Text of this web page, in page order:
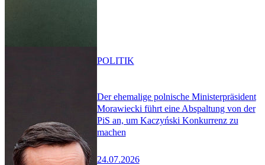
Der ehemalige polnische Ministerpräsident
Morawiecki führt eine Abspaltung von der
PiS an, um Kaczyński Konkurrenz zu
machen
24.07.2026
POLITIK